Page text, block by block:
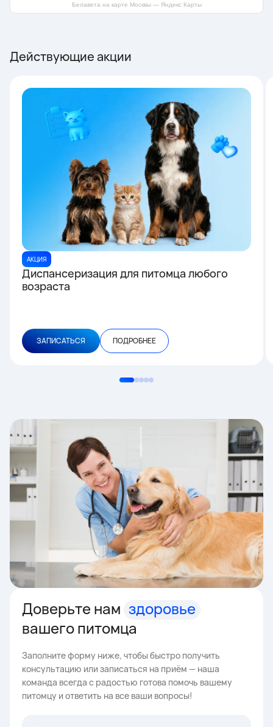
Белавета на карте Москвы — Яндекс Карты
Действующие акции
АКЦИЯ
Диспансеризация для питомца любого
возраста
ЗАПИСАТЬСЯ ПОДРОБНЕЕ
Доверьте нам здоровье
вашего питомца
Заполните форму ниже, чтобы быстро получить
консультацию или записаться на приём — наша
команда всегда с радостью готова помочь вашему
питомцу и ответить на все ваши вопросы!